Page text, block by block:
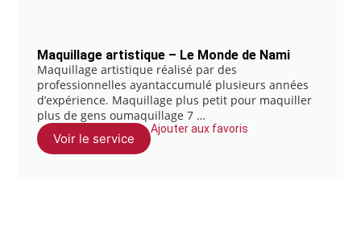
Maquillage artistique – Le Monde de Nami
Maquillage artistique réalisé par des
professionnelles ayantaccumulé plusieurs années
d’expérience. Maquillage plus petit pour maquiller
plus de gens oumaquillage 7 …
Voir le service
Ajouter aux favoris